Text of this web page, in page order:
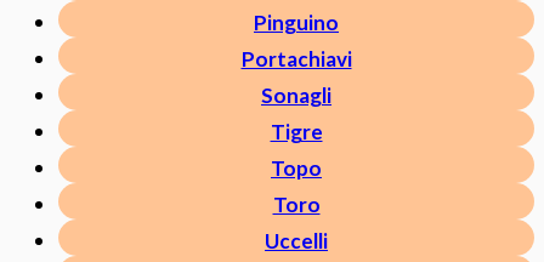
Pinguino
Portachiavi
Sonagli
Tigre
Topo
Toro
Uccelli